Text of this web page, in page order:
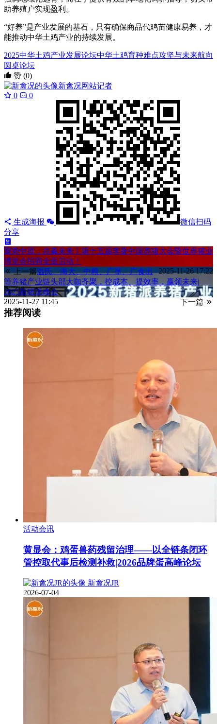
助养殖户实现盈利。
“好养”是产业发展的基石，只有确保商品代鸡苗健康易养，才
能推动中华土鸡产业的持续发展。
2025中华土鸡产业发展论坛中华土鸡育种难点攻坚与未来航向
圆桌论坛
赞 (0)
新禽况网站记者
0
0
生成海报
微信扫码
分享
聚势中原，共赢未来丨第十五届李曼中国养猪大会暨世界猪业
博览会招商全面启动！
上一篇
2025-11-26 17:22
温氏、海大、中粮、广垦、广食出
等养猪产业链头部大咖齐聚，控成本、提效率，赢领未来|
2025新猪派峰会
下一篇
2025-11-27 11:45
推荐阅读
活动会讯
黄显会：鸡蛋兽药残留治理——以全链条闭环
管控取代事后检测补救|2026品牌蛋高峰论坛
新禽况JR
2026-07-04